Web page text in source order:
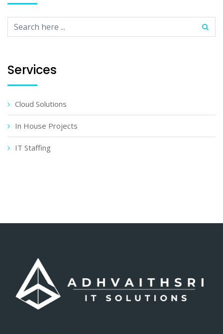
Services
Cloud Solutions
In House Projects
IT Staffing